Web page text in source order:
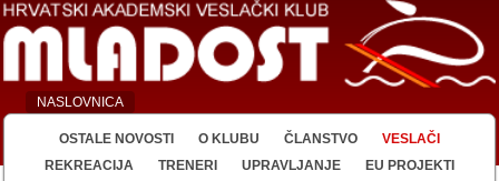
NASLOVNICA
OSTALE NOVOSTI O KLUBU ČLANSTVO
VESLAČI
REKREACIJA
TRENERI UPRAVLJANJE
EU PROJEKTI